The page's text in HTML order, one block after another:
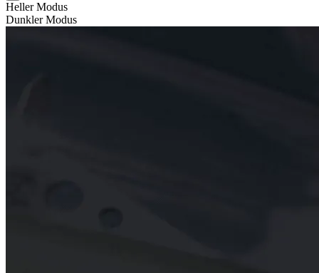
Heller Modus
Dunkler Modus